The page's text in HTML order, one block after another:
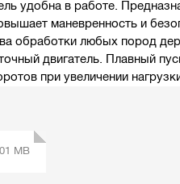
удобна в работе.
маневренность и
обработки любых пород
двигатель. Плавный
при увеличении
MB